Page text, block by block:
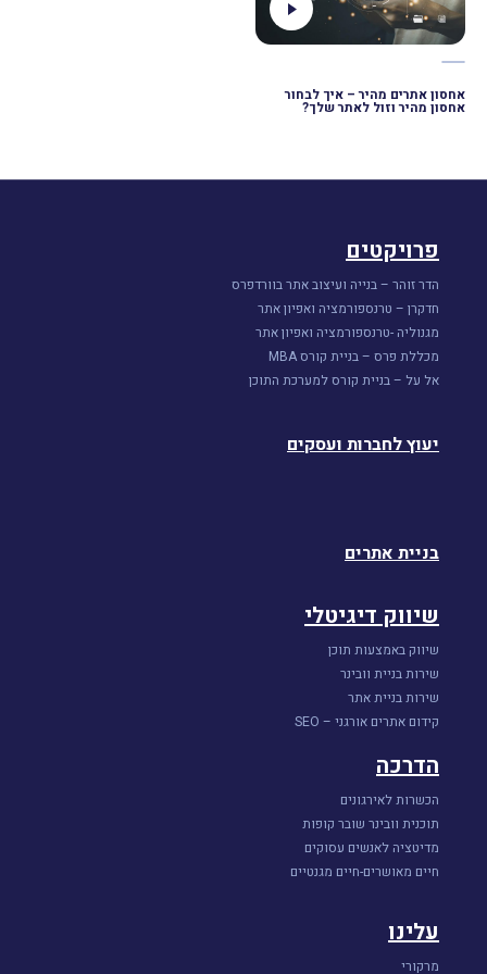
אחסון אתרים מהיר – איך לבחור
אחסון מהיר וזול לאתר שלך?
פרויקטים
הדר זוהר – בנייה ועיצוב אתר בוורדפרס
חדקרן – טרנספורמציה ואפיון אתר
מגנוליה -טרנספורמציה ואפיון אתר
מכללת פרס – בניית קורס MBA
אל על – בניית קורס למערכת התוכן
יעוץ לחברות ועסקים
בניית אתרים
שיווק דיגיטלי
שיווק באמצעות תוכן
שירות בניית וובינר
שירות בניית אתר
קידום אתרים אורגני – SEO
הדרכה
הכשרות לאירגונים
תוכנית וובינר שובר קופות
מדיטציה לאנשים עסוקים
חיים מאושרים-חיים מגנטיים
עלינו
מרקורי